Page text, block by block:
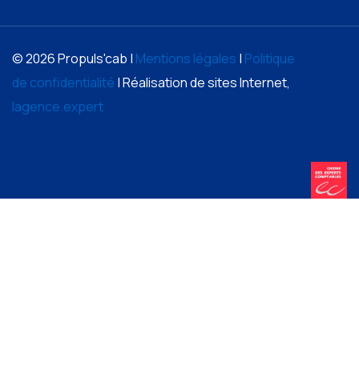
© 2026 Propuls'cab | Mentions légales | Politique
de confidentialité | Réalisation de sites Internet,
lagence.expert